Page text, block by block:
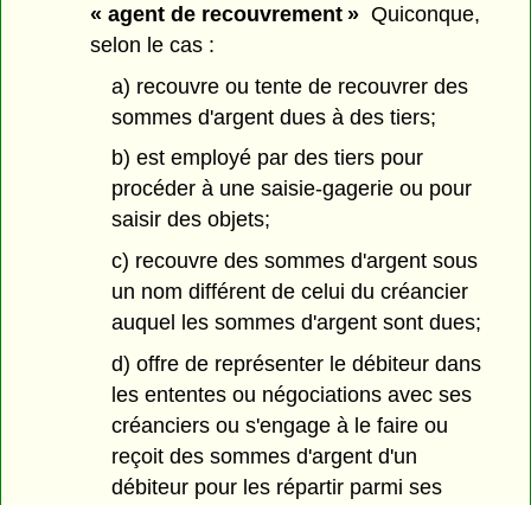
« agent de recouvrement » Quiconque,
selon le cas :
a) recouvre ou tente de recouvrer des
sommes d'argent dues à des tiers;
b) est employé par des tiers pour
procéder à une saisie-gagerie ou pour
saisir des objets;
c) recouvre des sommes d'argent sous
un nom différent de celui du créancier
auquel les sommes d'argent sont dues;
d) offre de représenter le débiteur dans
les ententes ou négociations avec ses
créanciers ou s'engage à le faire ou
reçoit des sommes d'argent d'un
débiteur pour les répartir parmi ses